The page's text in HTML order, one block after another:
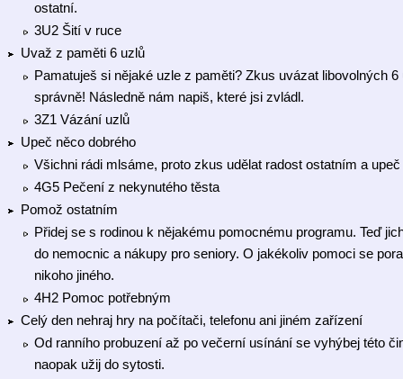
ostatní.
3U2 Šití v ruce
Uvaž z paměti 6 uzlů
Pamatuješ si nějaké uzle z paměti? Zkus uvázat libovolných
správně! Následně nám napiš, které jsi zvládl.
3Z1 Vázání uzlů
Upeč něco dobrého
Všichni rádi mlsáme, proto zkus udělat radost ostatním a
4G5 Pečení z nekynutého těsta
Pomož ostatním
Přidej se s rodinou k nějakému pomocnému programu. Teď
do nemocnic a nákupy pro seniory. O jakékoliv pomoci se
nikoho jiného.
4H2 Pomoc potřebným
Celý den nehraj hry na počítači, telefonu ani jiném zařízení
Od ranního probuzení až po večerní usínání se vyhýbej této
naopak užij do sytosti.